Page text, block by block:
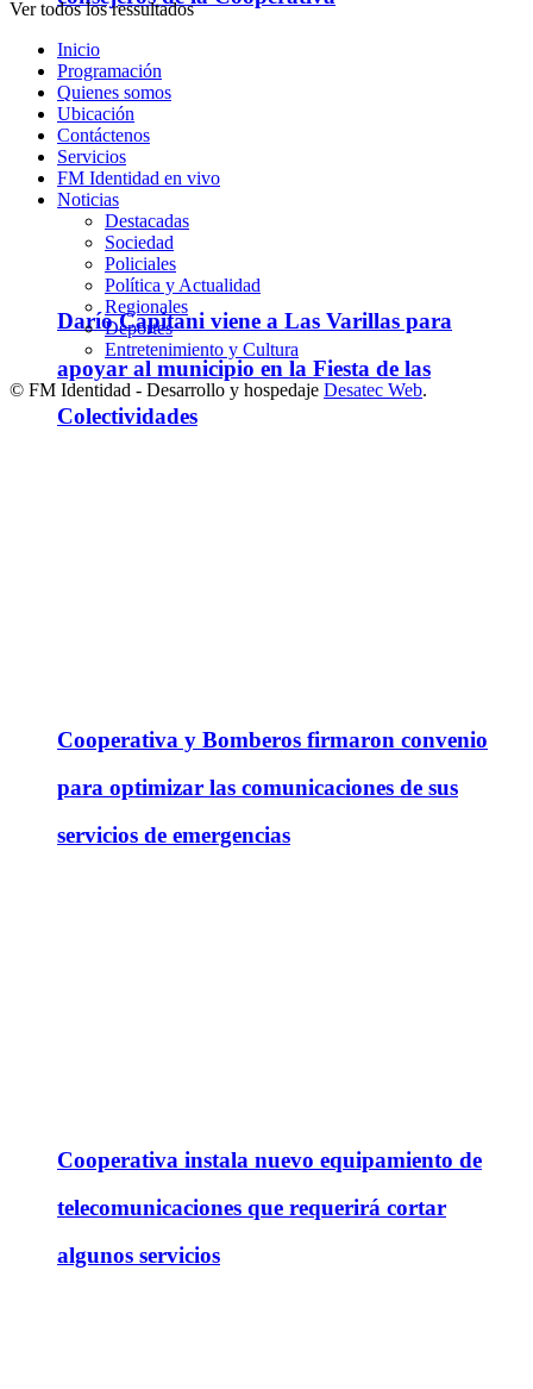
Darío Capitani viene a Las Varillas para
apoyar al municipio en la Fiesta de las
Colectividades
Cooperativa y Bomberos firmaron convenio
para optimizar las comunicaciones de sus
servicios de emergencias
Cooperativa instala nuevo equipamiento de
telecomunicaciones que requerirá cortar
algunos servicios
Ver todos los ressultados
Inicio
Programación
Quienes somos
Ubicación
Contáctenos
Servicios
FM Identidad en vivo
Noticias
Destacadas
Sociedad
Policiales
Política y Actualidad
Regionales
Deportes
Entretenimiento y Cultura
© FM Identidad - Desarrollo y hospedaje Desatec Web.